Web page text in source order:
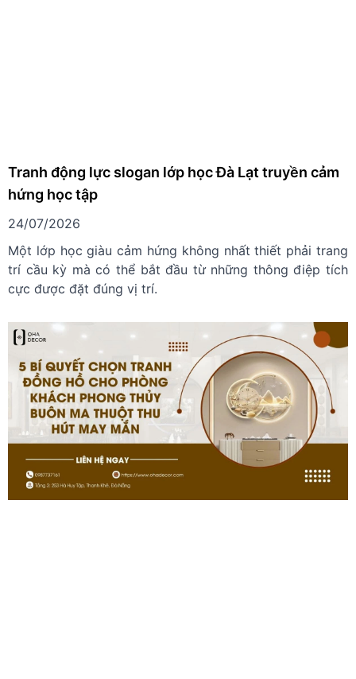
Tranh động lực slogan lớp học Đà Lạt truyền cảm
hứng học tập
24/07/2026
Một lớp học giàu cảm hứng không nhất thiết phải trang
trí cầu kỳ mà có thể bắt đầu từ những thông điệp tích
cực được đặt đúng vị trí.